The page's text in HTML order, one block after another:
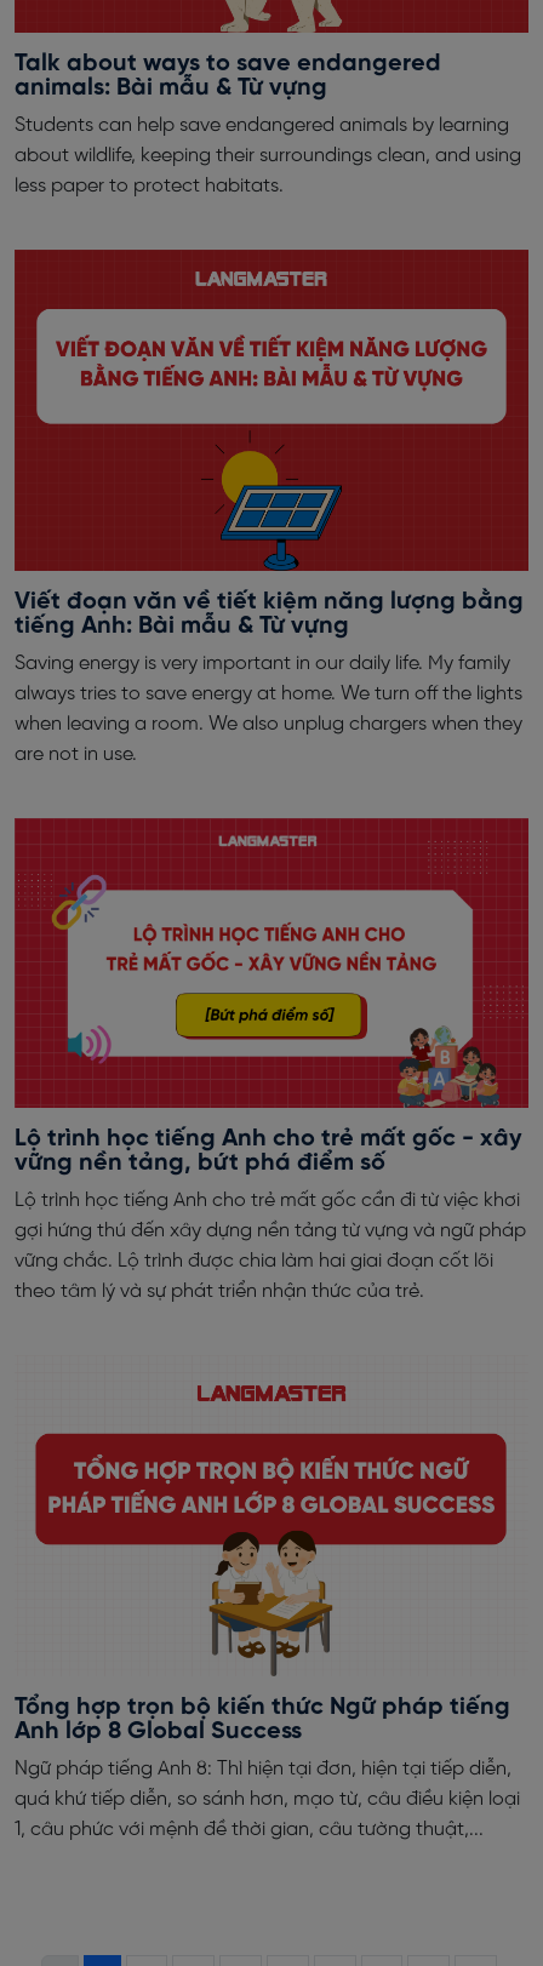
Talk about ways to save endangered
animals: Bài mẫu & Từ vựng
Students can help save endangered animals by learning
about wildlife, keeping their surroundings clean, and using
less paper to protect habitats.
Viết đoạn văn về tiết kiệm năng lượng bằng
tiếng Anh: Bài mẫu & Từ vựng
Saving energy is very important in our daily life. My family
always tries to save energy at home. We turn off the lights
when leaving a room. We also unplug chargers when they
are not in use.
Lộ trình học tiếng Anh cho trẻ mất gốc - xây
vững nền tảng, bứt phá điểm số
Lộ trình học tiếng Anh cho trẻ mất gốc cần đi từ việc khơi
gợi hứng thú đến xây dựng nền tảng từ vựng và ngữ pháp
vững chắc. Lộ trình được chia làm hai giai đoạn cốt lõi
theo tâm lý và sự phát triển nhận thức của trẻ.
Tổng hợp trọn bộ kiến thức Ngữ pháp tiếng
Anh lớp 8 Global Success
Ngữ pháp tiếng Anh 8: Thì hiện tại đơn, hiện tại tiếp diễn,
quá khứ tiếp diễn, so sánh hơn, mạo từ, câu điều kiện loại
1, câu phức với mệnh đề thời gian, câu tường thuật,...